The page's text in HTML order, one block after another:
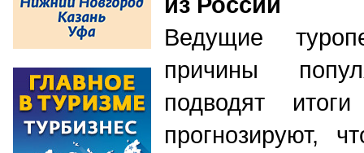
Ведущие
причины
подводят
прогнозируют,